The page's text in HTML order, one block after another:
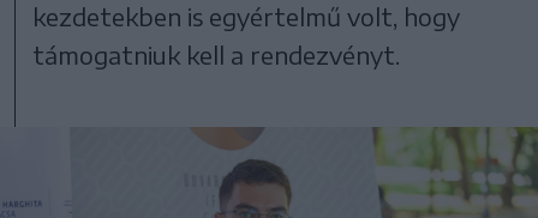
kezdetekben is egyértelmű volt, hogy
támogatniuk kell a rendezvényt.